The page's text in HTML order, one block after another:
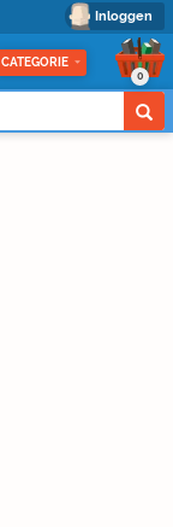
Inloggen
CATEGORIE
0